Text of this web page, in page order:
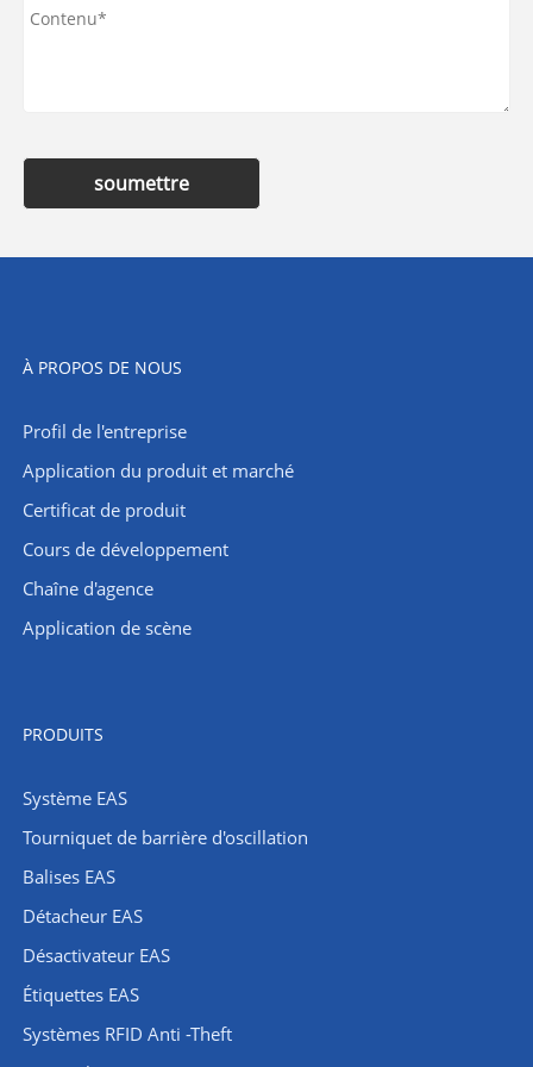
soumettre
À PROPOS DE NOUS
Profil de l'entreprise
Application du produit et marché
Certificat de produit
Cours de développement
Chaîne d'agence
Application de scène
PRODUITS
Système EAS
Tourniquet de barrière d'oscillation
Balises EAS
Détacheur EAS
Désactivateur EAS
Étiquettes EAS
Systèmes RFID Anti -Theft